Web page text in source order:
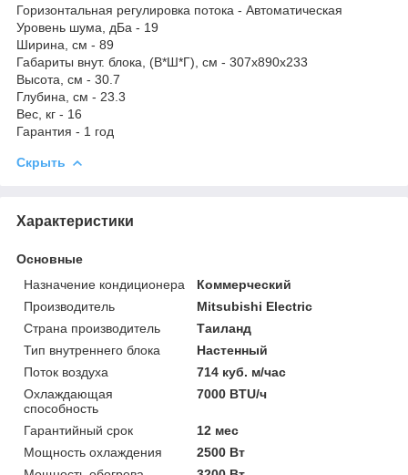
Горизонтальная регулировка потока - Автоматическая
Уровень шума, дБа - 19
Ширина, см - 89
Габариты внут. блока, (В*Ш*Г), см - 307х890х233
Высота, см - 30.7
Глубина, см - 23.3
Вес, кг - 16
Гарантия - 1 год
Скрыть
Характеристики
Основные
Назначение кондиционера
Коммерческий
Производитель
Mitsubishi Electric
Страна производитель
Таиланд
Тип внутреннего блока
Настенный
Поток воздуха
714 куб. м/час
Охлаждающая
способность
7000 BTU/ч
Гарантийный срок
12 мес
Мощность охлаждения
2500 Вт